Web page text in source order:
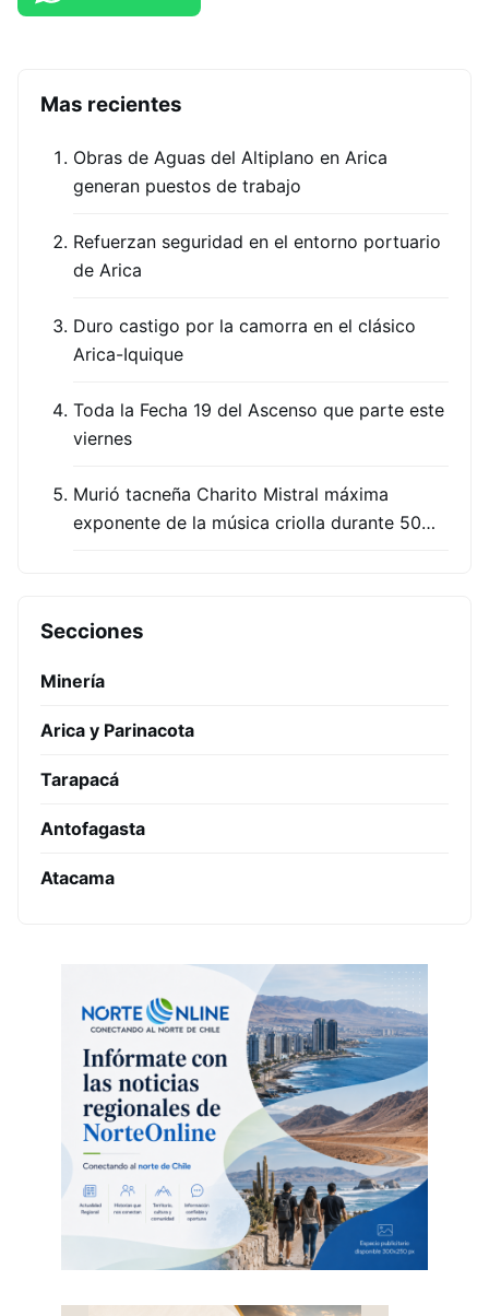
Mas recientes
Obras de Aguas del Altiplano en Arica
generan puestos de trabajo
Refuerzan seguridad en el entorno portuario
de Arica
Duro castigo por la camorra en el clásico
Arica-Iquique
Toda la Fecha 19 del Ascenso que parte este
viernes
Murió tacneña Charito Mistral máxima
exponente de la música criolla durante 50…
Secciones
Minería
Arica y Parinacota
Tarapacá
Antofagasta
Atacama